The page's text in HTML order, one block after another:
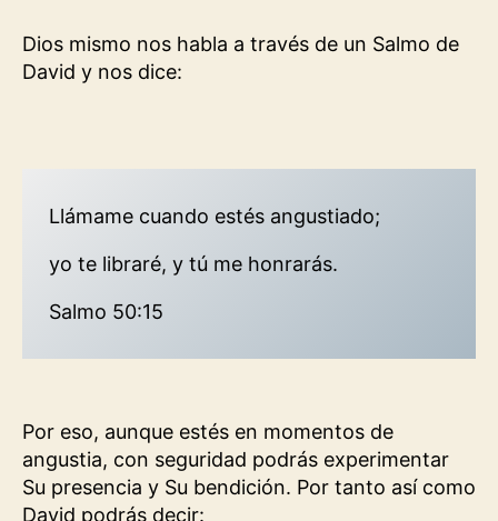
Dios mismo nos habla a través de un Salmo de
David y nos dice:
Llámame cuando estés angustiado;
yo te libraré, y tú me honrarás.
Salmo 50:15
Por eso, aunque estés en momentos de
angustia, con seguridad podrás experimentar
Su presencia y Su bendición. Por tanto así como
David podrás decir: